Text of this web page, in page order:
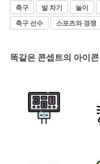
축구
발 차기 놀이
축구 선수
스포츠와 경쟁
똑같은 콘셉트의 아이콘